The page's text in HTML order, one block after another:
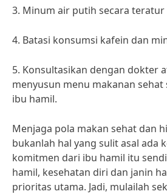
3. Minum air putih secara teratur
4. Batasi konsumsi kafein dan
5. Konsultasikan dengan dokter
menyusun menu makanan
ibu hamil.
Menjaga pola makan sehat dan
bukanlah hal yang sulit asal ada
komitmen dari ibu hamil itu
hamil, kesehatan diri dan janin
prioritas utama. Jadi, mulailah